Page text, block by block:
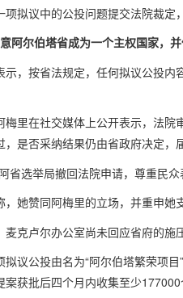
项拟议中的公投问题提交法院裁定
阿尔伯塔省成为一个主权国家，
示，按省法规定，任何拟议公投
梅里在社交媒体上公开表示，法
，是否采纳结果仍由省政府决定，
省选举局撤回法院申请，尊重民众
，她赞同阿梅里的立场，并重申她
麦克卢尔办公室尚未回应省府的施压
拟议公投由名为“阿尔伯塔繁荣项
案获批后四个月内收集至少177000